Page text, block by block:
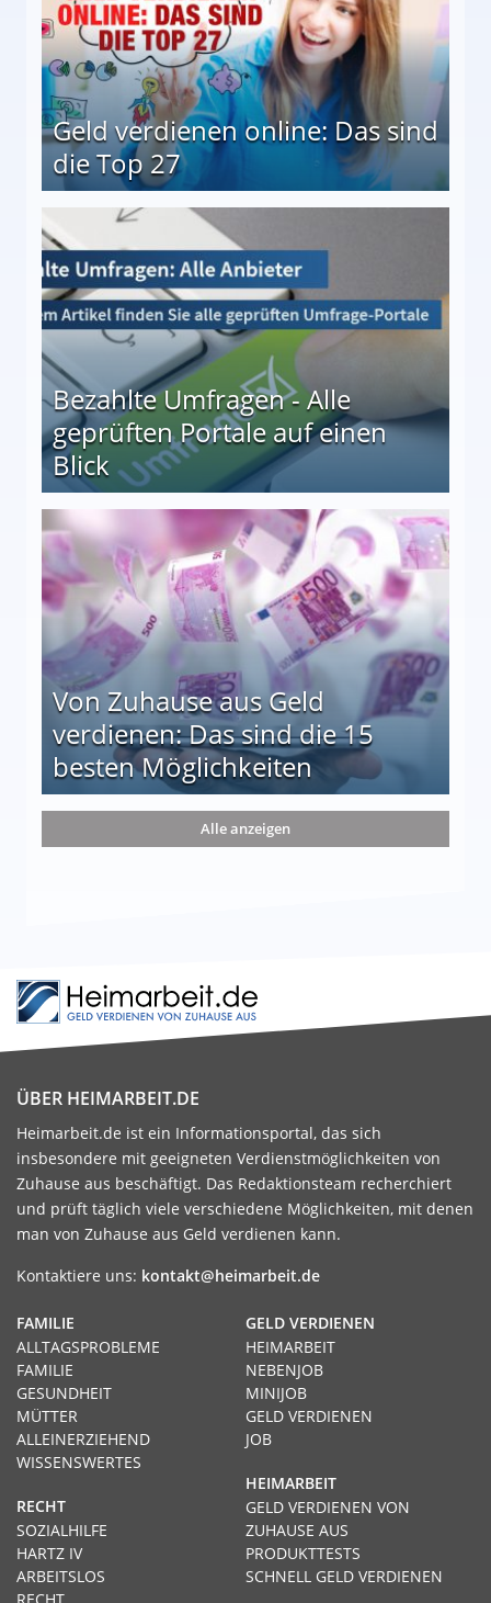
Geld verdienen online: Das sind
die Top 27
Bezahlte Umfragen - Alle
geprüften Portale auf einen
Blick
auf einen Blick
Von Zuhause aus Geld
verdienen: Das sind die 15
besten Möglichkeiten
die 15 besten Möglichkeiten
Alle anzeigen
ÜBER HEIMARBEIT.DE
Heimarbeit.de ist ein Informationsportal, das sich
insbesondere mit geeigneten Verdienstmöglichkeiten von
Zuhause aus beschäftigt. Das Redaktionsteam recherchiert
und prüft täglich viele verschiedene Möglichkeiten, mit denen
man von Zuhause aus Geld verdienen kann.
Kontaktiere uns: kontakt@heimarbeit.de
GELD VERDIENEN
HEIMARBEIT
NEBENJOB
MINIJOB
GELD VERDIENEN
JOB
HEIMARBEIT
GELD VERDIENEN VON
ZUHAUSE AUS
PRODUKTTESTS
SCHNELL GELD VERDIENEN
FAMILIE
ALLTAGSPROBLEME
FAMILIE
GESUNDHEIT
MÜTTER
ALLEINERZIEHEND
WISSENSWERTES
RECHT
SOZIALHILFE
HARTZ IV
ARBEITSLOS
RECHT